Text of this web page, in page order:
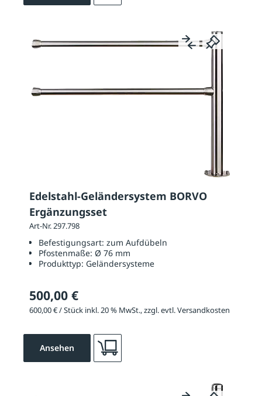
Edelstahl-Geländersystem BORVO
Ergänzungsset
Art-Nr. 297.798
Befestigungsart: zum Aufdübeln
Pfostenmaße: Ø 76 mm
Produkttyp: Geländersysteme
500,00 €
600,00 € / Stück inkl. 20 % MwSt., zzgl. evtl. Versandkosten
Ansehen